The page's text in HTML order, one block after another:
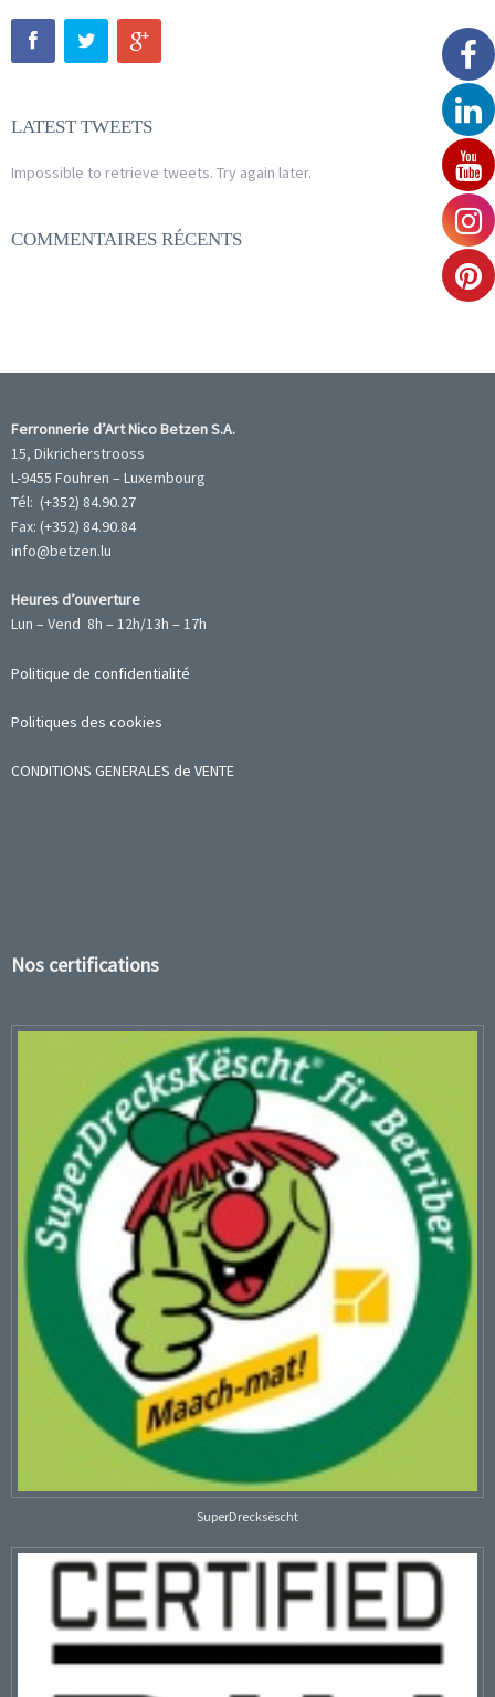
LATEST TWEETS
Impossible to retrieve tweets. Try again later.
COMMENTAIRES RÉCENTS
Ferronnerie d’Art Nico Betzen S.A.
15, Dikricherstrooss
L-9455 Fouhren – Luxembourg
Tél: (+352) 84.90.27
Fax: (+352) 84.90.84
info@betzen.lu
Heures d’ouverture
Lun – Vend 8h – 12h/13h – 17h
Politique de confidentialité
Politiques des cookies
CONDITIONS GENERALES de VENTE
Nos certifications
SuperDrecksëscht